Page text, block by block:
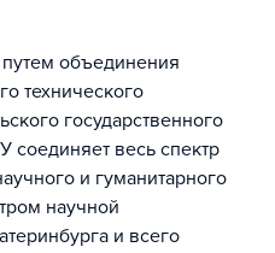
объединения
технического
государственного
соединяет весь спектр
и гуманитарного
научной
и всего